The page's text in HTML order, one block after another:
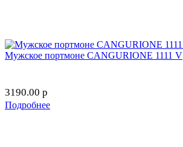
Мужское портмоне CANGURIONE 1111 V
3190.00 p
Подробнее